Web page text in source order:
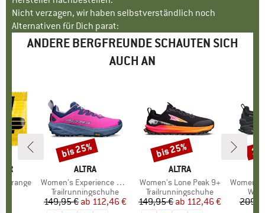
Nicht verzagen, wir haben selbstverständlich noch
Alternativen für Dich parat:
ANDERE BERGFREUNDE SCHAUTEN SICH
AUCH AN
Orange
MARKE
ALTRA
Artikel
Women's Experience Wild 3+
Produktgruppe
Trailrunningschuhe
Preis
149,95 € reduzierter Preis
ab 112,46 €
Rabatt
bis 25%
MARKE
ALTRA
Artikel
Women's Lone Peak 9+
Produktgruppe
Trailrunningschuhe
Preis
149,95 € reduzierter Preis
ab 112,46 €
Rabatt
bis 25%
Artikel
Women's